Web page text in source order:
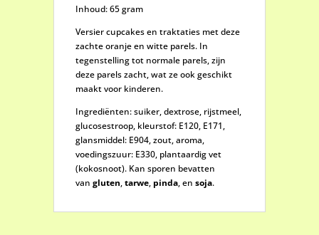
Inhoud: 65 gram
Versier cupcakes en traktaties met deze
zachte oranje en witte parels. In
tegenstelling tot normale parels, zijn
deze parels zacht, wat ze ook geschikt
maakt voor kinderen.
Ingrediënten: suiker, dextrose, rijstmeel,
glucosestroop, kleurstof: E120, E171,
glansmiddel: E904, zout, aroma,
voedingszuur: E330, plantaardig vet
(kokosnoot). Kan sporen bevatten
vangluten,tarwe, pinda, ensoja.